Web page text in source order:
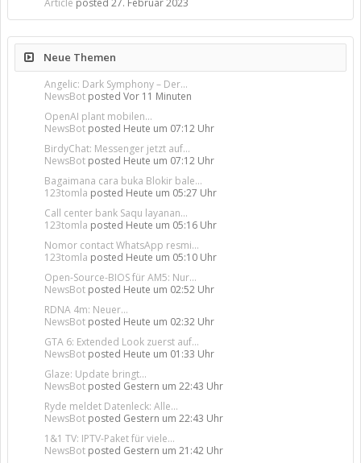
Article posted 27. Februar 2023
Neue Themen
Angelic: Dark Symphony – Der...
NewsBot posted Vor 11 Minuten
OpenAI plant mobilen...
NewsBot posted Heute um 07:12 Uhr
BirdyChat: Messenger jetzt auf...
NewsBot posted Heute um 07:12 Uhr
Bagaimana cara buka Blokir bale...
123tomla posted Heute um 05:27 Uhr
Call center bank Saqu layanan...
123tomla posted Heute um 05:16 Uhr
Nomor contact WhatsApp resmi...
123tomla posted Heute um 05:10 Uhr
Open-Source-BIOS für AM5: Nur...
NewsBot posted Heute um 02:52 Uhr
RDNA 4m: Neuer...
NewsBot posted Heute um 02:32 Uhr
GTA 6: Extended Look zuerst auf...
NewsBot posted Heute um 01:33 Uhr
Glaze: Update bringt...
NewsBot posted Gestern um 22:43 Uhr
Ryde meldet Datenleck: Alle...
NewsBot posted Gestern um 22:43 Uhr
1&1 TV: IPTV-Paket für viele...
NewsBot posted Gestern um 21:42 Uhr